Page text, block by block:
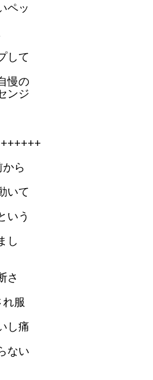
ペッ
して
慢の
ンジ
ら
いて
いう
し
さ
れ服
し痛
ない